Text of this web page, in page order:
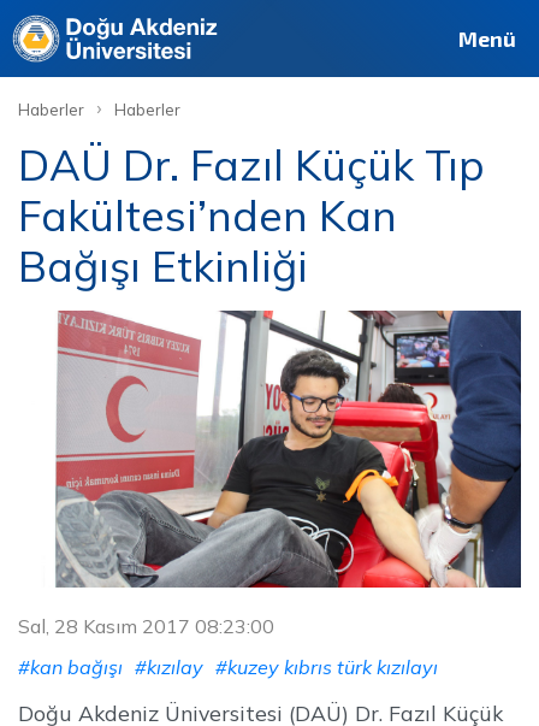
Menü
Haberler › Haberler
DAÜ Dr. Fazıl Küçük Tıp
Fakültesi’nden Kan
Bağışı Etkinliği
Sal, 28 Kasım 2017 08:23:00
#kan bağışı #kızılay #kuzey kıbrıs türk kızılayı
Doğu Akdeniz Üniversitesi (DAÜ) Dr. Fazıl Küçük